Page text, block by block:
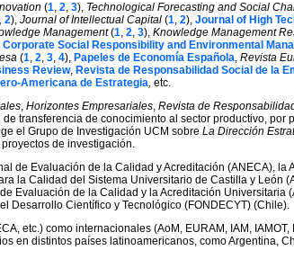
(1, 2, 3), Technological Forecasting and Social
2), Journal of Intellectual Capital (1, 2), Journal of High
Management(1, 2, 3),Knowledge Management
Corporate Social Responsibility and Environmental
(1, 2, 3, 4), Papeles de Economía Española, Revista
Review, Revista de Responsabilidad Social de la
Americana de Estrategia, etc.
, Horizontes Empresariales,Revista de
transferencia de conocimiento al sector productivo, por
el Grupo de Investigación UCM sobre La Dirección
de investigación.
de Evaluación de la Calidad y Acreditación (ANECA), la
la Calidad del Sistema Universitario de Castilla y León
Evaluación de la Calidad y la Acreditación Universitaria
Desarrollo Científico y Tecnológico (FONDECYT) (Chile).
etc.) como internacionales (AoM, EURAM, IAM, IAMOT,
en distintos países latinoamericanos, como Argentina,